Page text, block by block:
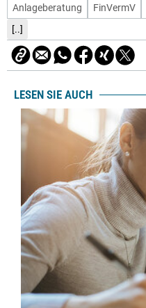
Anlageberatung
FinVermV
[..]
LESEN SIE AUCH